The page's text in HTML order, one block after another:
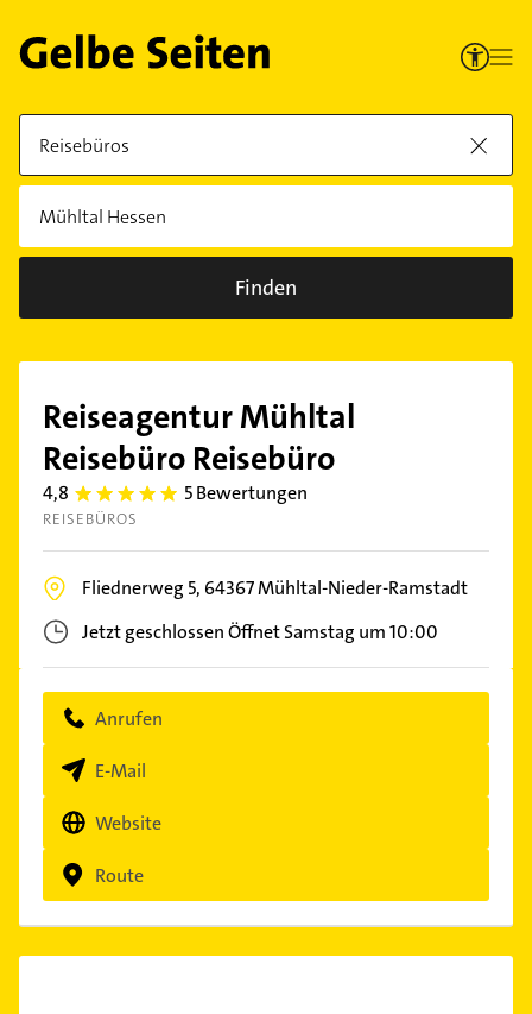
Finden
Reiseagentur Mühltal
Reisebüro Reisebüro
4,8 4.8 5 Bewertungen
REISEBÜROS
Fliednerweg 5, 64367Mühltal-Nieder-Ramstadt
Jetzt geschlossenÖffnet Samstag um 10:00
Anrufen
E-Mail
Website
Route